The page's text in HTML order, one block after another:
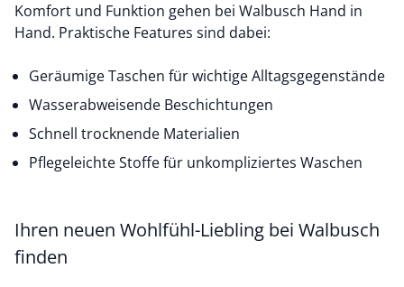
Komfort und Funktion gehen bei Walbusch Hand in
Hand. Praktische Features sind dabei:
Geräumige Taschen für wichtige Alltagsgegenstände
Wasserabweisende Beschichtungen
Schnell trocknende Materialien
Pflegeleichte Stoffe für unkompliziertes Waschen
Ihren neuen Wohlfühl-Liebling bei Walbusch
finden